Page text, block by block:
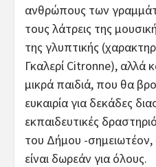
ανθρώπους των
τους λάτρεις της
της γλυπτικής
Γκαλερί Citronne), αλλά
μικρά παιδιά, που θα
ευκαιρία για δεκάδες
εκπαιδευτικές
του Δήμου -σημειωτέον,
είναι δωρεάν για όλους.